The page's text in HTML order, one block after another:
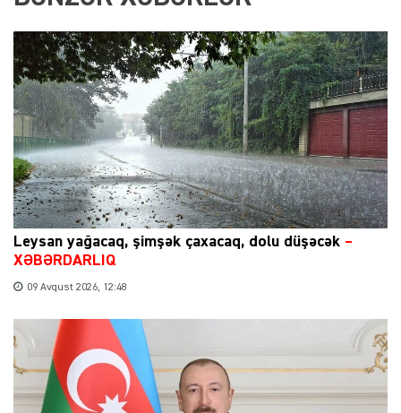
Leysan yağacaq, şimşək çaxacaq, dolu düşəcək –
XƏBƏRDARLIQ
09 Avqust 2026, 12:48